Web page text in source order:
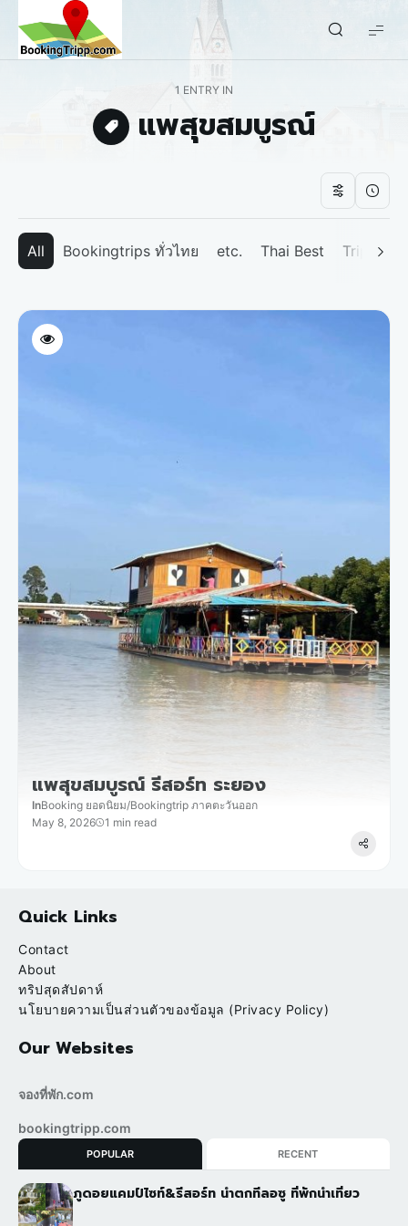
bookingtripp.com
1 ENTRY IN
แพสุขสมบูรณ์
All Bookingtrips ทั่วไทย etc. Thai Best Tripp
แพสุขสมบูรณ์ รีสอร์ท ระยอง
InBooking ยอดนิยม/Bookingtrip ภาคตะวันออก
May 8, 2026
1 min read
Quick Links
Contact
About
ทริปสุดสัปดาห์
นโยบายความเป็นส่วนตัวของข้อมูล (Privacy Policy)
Our Websites
จองที่พัก.com
bookingtripp.com
POPULAR RECENT
ภูดอยแคมป์ไซท์&รีสอร์ท น้ำตกทีลอซู ที่พักนำเที่ยว